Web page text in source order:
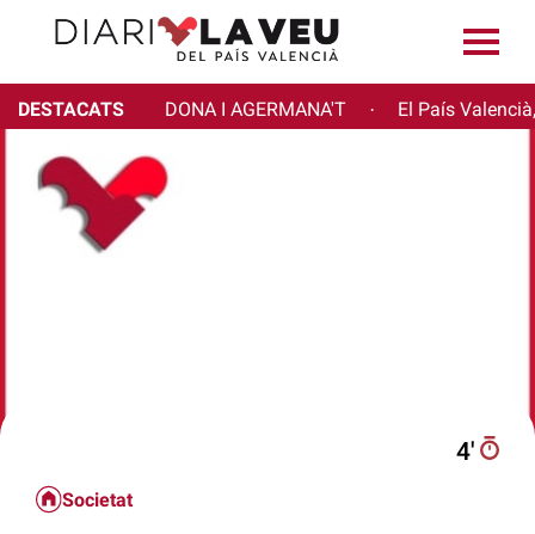
DESTACATS DONA I AGERMANA'T · El País
4′
Societat